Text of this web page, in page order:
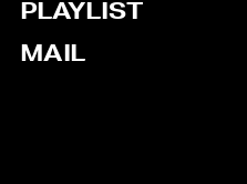
PLAYLIST
MAIL